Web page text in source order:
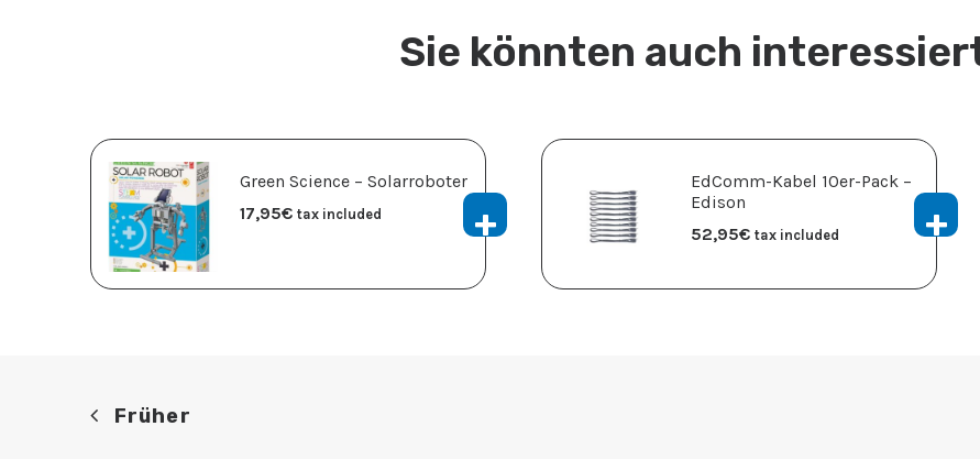
Sie könnten auch
Green Science – Solarroboter
17,95€ tax included
EdComm-Kabel 10er-Pack –
Edison
52,95€ tax included
Früher